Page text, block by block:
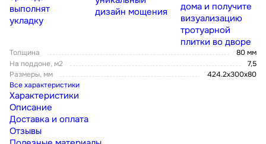
выполнят
укладку
дизайн мощения
дома и получите
визуализацию
тротуарной
плитки во дворе
Толщина
80 мм
На поддоне, м2
7,5
Размеры, мм
424.2x300x80
Все характеристики
Характеристики
Описание
Доставка и оплата
Отзывы